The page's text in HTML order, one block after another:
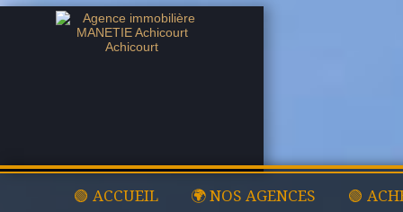
🟢 ACCUEIL 🌍 NOS AGENCES 🟢